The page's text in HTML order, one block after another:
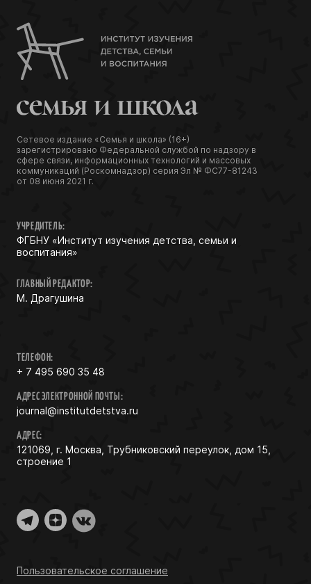
Сетевое издание «Семья и школа» (16+)
зарегистрировано Федеральной службой по надзору в
сфере связи, информационных технологий и массовых
коммуникаций (Роскомнадзор) серия Эл № ФС77-81243
от 08 июня 2021 г.
УЧРЕДИТЕЛЬ:
ФГБНУ «Институт изучения детства, семьи и
воспитания»
ГЛАВНЫЙ РЕДАКТОР:
М. Драгушина
ТЕЛЕФОН:
+ 7 495 690 35 48
АДРЕС ЭЛЕКТРОННОЙ ПОЧТЫ:
journal@institutdetstva.ru
АДРЕС:
121069, г. Москва, Трубниковский переулок, дом 15,
строение 1
Пользовательское соглашение